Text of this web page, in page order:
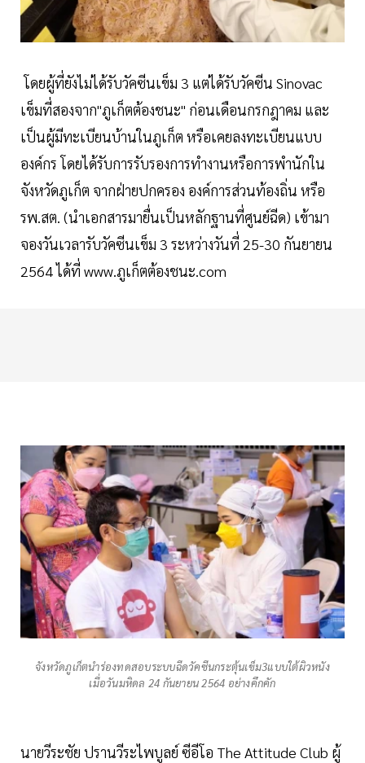
โดยผู้ที่ยังไม่ได้รับวัคซีนเข็ม 3 แต่ได้รับวัคซีน Sinovac
เข็มที่สองจาก"ภูเก็ตต้องชนะ" ก่อนเดือนกรกฎาคม และ
เป็นผู้มีทะเบียนบ้านในภูเก็ต หรือเคยลงทะเบียนแบบ
องค์กร โดยได้รับการรับรองการทำงานหรือการพำนักใน
จังหวัดภูเก็ต จากฝ่ายปกครอง องค์การส่วนท้องถิ่น หรือ
รพ.สต. (นำเอกสารมายื่นเป็นหลักฐานที่ศูนย์ฉีด) เข้ามา
จองวันเวลารับวัคซีนเข็ม 3 ระหว่างวันที่ 25-30 กันยายน
2564 ได้ที่ www.ภูเก็ตต้องชนะ.com
จังหวัดภูเก็ตนำร่องทดสอบระบบฉีดวัคซีนกระตุ้นเข็ม3แบบใต้ผิวหนัง
เมื่อวันมหิดล 24 กันยายน 2564 อย่างคึกคัก
นายวีระชัย ปรานวีระไพบูลย์ ซีอีโอ The Attitude Club ผู้